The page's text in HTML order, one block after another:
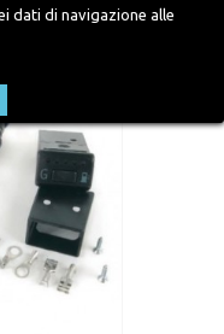
dati di navigazione alle